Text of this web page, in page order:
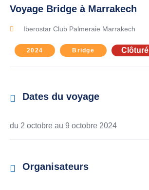
Voyage Bridge à Marrakech
Iberostar Club Palmeraie Marrakech
2024 Bridge Clôturé
Dates du voyage
du 2 octobre au 9 octobre 2024
Organisateurs